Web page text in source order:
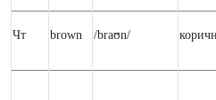
Чт brown /braʊn/